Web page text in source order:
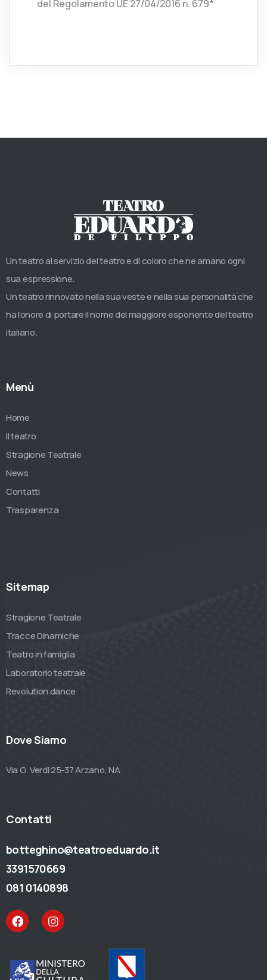
del Regolamento UE 27/04/2016 n. 679*
Un teatro al servizio del teatro e di coloro che ne amano ogni
sua espressione.
Un teatro rinnovato nella sua veste e nella sua personalità che
ha l’onore di portare il nome del maggiore esponente del teatro
italiano.
Menù
Home
Il teatro
Stragione Teatrale
News
Contatti
Trasparenza
Sitemap
Stragione Teatrale
Tracce Dinamiche
Teatro in famiglia
Laboratorio teatrale
Revolution dance
Dove Siamo
Via G. Verdi 25-37 Arzano, NA
Contatti
botteghino@teatroeduardo.it
3391570669
081 0140898